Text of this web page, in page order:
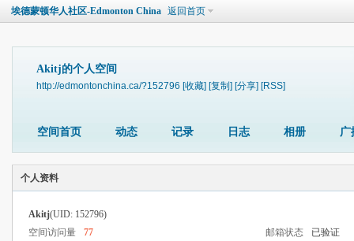
埃德蒙顿华人社区-Edmonton China 返回首页
Akitj的个人空间
http://edmontonchina.ca/?152796 [收藏] [复制] [分享] [RSS]
空间首页 动态 记录 日志 相册 广
个人资料
Akitj(UID: 152796)
空间访问量
77 邮箱状态 已验证